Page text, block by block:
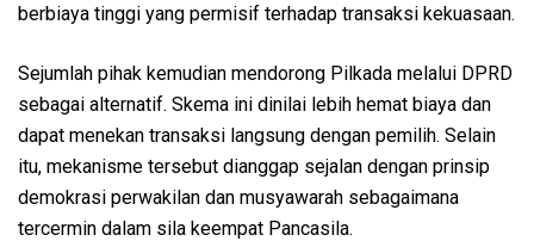
berbiaya tinggi yang permisif terhadap transaksi kekuasaan.
Sejumlah pihak kemudian mendorong Pilkada melalui DPRD
sebagai alternatif. Skema ini dinilai lebih hemat biaya dan
dapat menekan transaksi langsung dengan pemilih. Selain
itu, mekanisme tersebut dianggap sejalan dengan prinsip
demokrasi perwakilan dan musyawarah sebagaimana
tercermin dalam sila keempat Pancasila.